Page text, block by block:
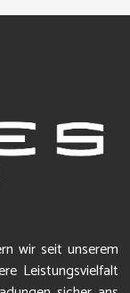
wir seit unserem
Leistungsvielfalt